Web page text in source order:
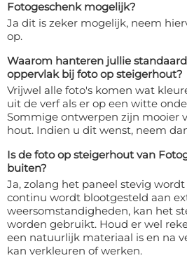
Fotogeschenk mogelijk?
Ja dit is zeker mogelijk, neem
op.
Waarom hanteren jullie
oppervlak bij foto op steigerhout?
Vrijwel alle foto's komen wat
uit de verf als er op een witte
Sommige ontwerpen zijn mooier
hout. Indien u dit wenst, neem
Is de foto op steigerhout van
buiten?
Ja, zolang het paneel stevig
continu wordt blootgesteld aan
weersomstandigheden, kan het
worden gebruikt. Houd er wel
een natuurlijk materiaal is en na
kan verkleuren of werken.